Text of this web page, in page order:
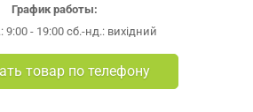
График работы:
9:00 - 19:00 сб.-нд.: вихідний
товар по телефону